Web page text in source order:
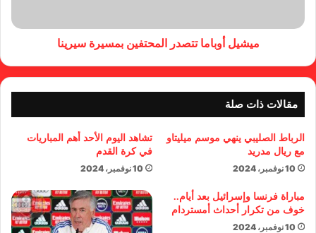
ميشيل أوباما تتصدر المحتفين بمسيرة سيرينا
مقالات ذات صلة
الرباط الصليبي ينهي موسم ميليتاو
مع ريال مدريد
10 نوفمبر، 2024
تشاهد اليوم الأحد أهم المباريات
في كرة القدم
10 نوفمبر، 2024
مباراة فرنسا وإسرائيل بعد أيام..
خوف من تكرار أحداث أمستردام
10 نوفمبر، 2024